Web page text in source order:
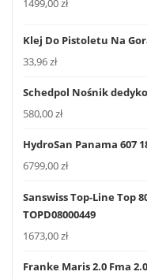
1499,00zł
Klej Do Pistoletu Na
33,96zł
Schedpol Nośnik
580,00zł
HydroSan Panama 607
6799,00zł
Sanswiss Top-Line Top
TOPD08000449
1673,00zł
Franke Maris 2.0 Fma